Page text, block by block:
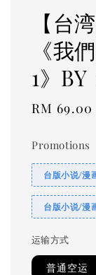
【台
《我
1》
Regular
RM 69.00
Promotions
台版小说/漫
台版小说/漫
运输方式
普通空运